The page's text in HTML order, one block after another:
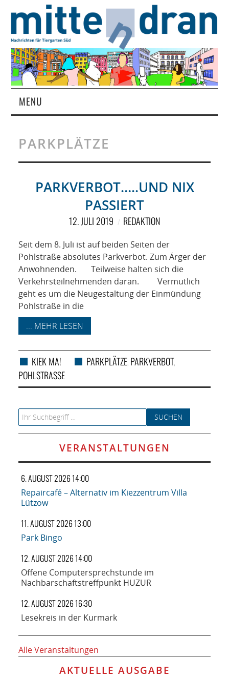
MENU
MAGAZIN
ÜBER UNS
SPONSORING
KONTAKT
PARKPLÄTZE
PARKVERBOT…..UND NIX
PASSIERT
12. JULI 2019 REDAKTION
Seit dem 8. Juli ist auf beiden Seiten der
Pohlstraße absolutes Parkverbot. Zum Ärger der
Anwohnenden. Teilweise halten sich die
Verkehrsteilnehmenden daran. Vermutlich
geht es um die Neugestaltung der Einmündung
Pohlstraße in die
... MEHR LESEN
KIEK MA! PARKPLÄTZE, PARKVERBOT,
POHLSTRASSE
Search for:
VERANSTALTUNGEN
6. AUGUST 2026 14:00
Repaircafé – Alternativ im Kiezzentrum Villa
Lützow
11. AUGUST 2026 13:00
Park Bingo
12. AUGUST 2026 14:00
Offene Computersprechstunde im
Nachbarschaftstreffpunkt HUZUR
12. AUGUST 2026 16:30
Lesekreis in der Kurmark
Alle Veranstaltungen
AKTUELLE AUSGABE